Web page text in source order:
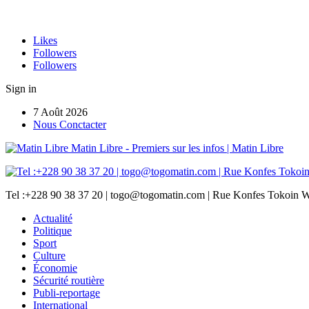
Likes
Followers
Followers
Sign in
7 Août 2026
Nous Conctacter
Matin Libre - Premiers sur les infos | Matin Libre
Tel :+228 90 38 37 20 | togo@togomatin.com | Rue Konfes Tokoin
Actualité
Politique
Sport
Culture
Économie
Sécurité routière
Publi-reportage
International